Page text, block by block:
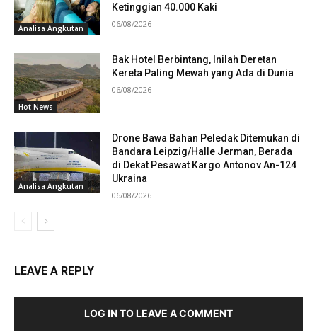
Analisa Angkutan
Ketinggian 40.000 Kaki
06/08/2026
Hot News
Bak Hotel Berbintang, Inilah Deretan
Kereta Paling Mewah yang Ada di Dunia
06/08/2026
Analisa Angkutan
Drone Bawa Bahan Peledak Ditemukan di
Bandara Leipzig/Halle Jerman, Berada
di Dekat Pesawat Kargo Antonov An-124
Ukraina
06/08/2026
LEAVE A REPLY
LOG IN TO LEAVE A COMMENT